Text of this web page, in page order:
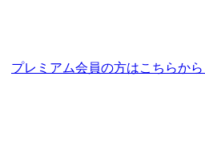
プレミアム会員の方はこちらか